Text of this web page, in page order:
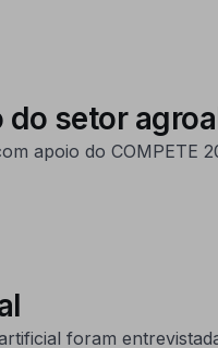
setor
apoio do COMPETE
foram